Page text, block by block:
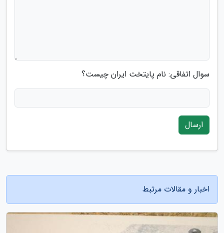
سوال اتفاقی: نام پایتخت ایران چیست؟
ارسال
اخبار و مقالات مرتبط